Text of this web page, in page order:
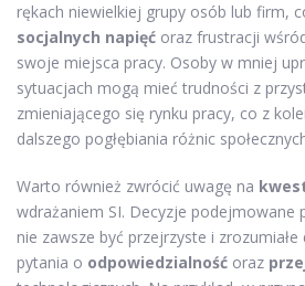
rękach niewielkiej grupy osób lub firm,
socjalnych napięć oraz frustracji
swoje miejsca pracy. Osoby w mniej
sytuacjach mogą mieć trudności z
zmieniającego się rynku pracy, co z
dalszego pogłębiania różnic
Warto również zwrócić uwagę na
wdrażaniem SI. Decyzje podejmowane
nie zawsze być przejrzyste i zrozumiałe
pytania o odpowiedzialność oraz